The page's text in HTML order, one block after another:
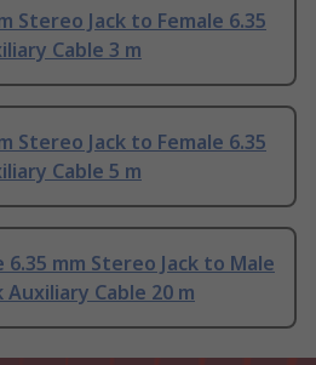
Stereo Jack to Female 6.35
Cable 3 m
Stereo Jack to Female 6.35
Cable 5 m
6.35 mm Stereo Jack to Male
Auxiliary Cable 20 m